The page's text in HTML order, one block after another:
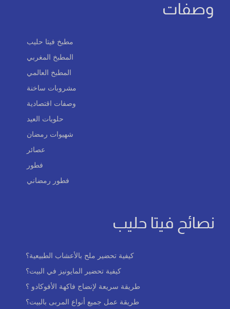
وصفات
مطبخ فيتا حليب
المطبخ المغربي
المطبخ العالمي
مشروبات ساخنة
وصفات اقتصادية
حلويات العيد
شهيوات رمضان
عصائر
فطور
فطور رمضاني
نصائح فيتا حليب
كيفية تحضير ملح بالأعشاب الطبيعية؟
كيفية تحضير المايونيز في البيت؟
طريقة سريعة لإنضاج فاكهة الأفوكادو ؟
طريقة عمل جميع أنواع المربى بالبيت؟